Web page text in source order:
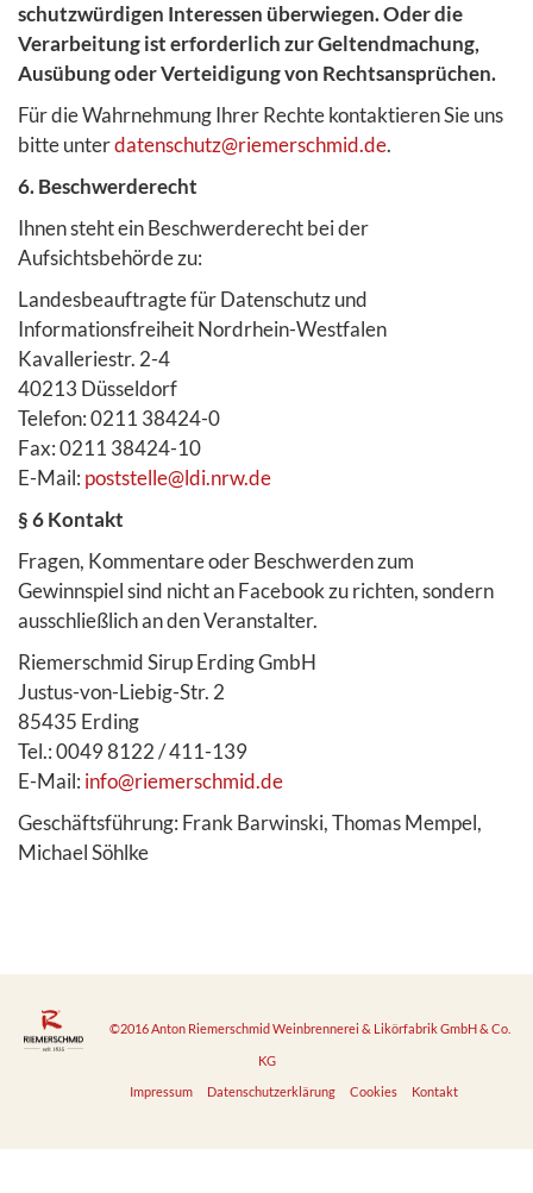
schutzwürdigen Interessen überwiegen. Oder die
Verarbeitung ist erforderlich zur Geltendmachung,
Ausübung oder Verteidigung von Rechtsansprüchen.
Für die Wahrnehmung Ihrer Rechte kontaktieren Sie uns
bitte unterdatenschutz@riemerschmid.de.
6. Beschwerderecht
Ihnen steht ein Beschwerderecht bei der
Aufsichtsbehörde zu:
Landesbeauftragte für Datenschutz und
Informationsfreiheit Nordrhein-Westfalen
Kavalleriestr. 2-4
40213 Düsseldorf
Telefon: 0211 38424-0
Fax: 0211 38424-10
E-Mail: poststelle@ldi.nrw.de
§ 6 Kontakt
Fragen, Kommentare oder Beschwerden zum
Gewinnspiel sind nicht an Facebook zu richten, sondern
ausschließlich an den Veranstalter.
Riemerschmid Sirup Erding GmbH
Justus-von-Liebig-Str. 2
85435 Erding
Tel.: 0049 8122 / 411-139
E-Mail: info@riemerschmid.de
Geschäftsführung: Frank Barwinski, Thomas Mempel,
Michael Söhlke
©2016 Anton Riemerschmid Weinbrennerei & Likörfabrik GmbH & Co.
KG
Impressum
Datenschutzerklärung Cookies Kontakt